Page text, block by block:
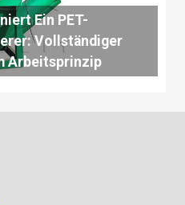
Ein PET-
Vollständiger
Arbeitsprinzip